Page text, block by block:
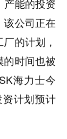
产能的投资
公司正在
的计划，
的时间也被
海力士今
计划预计